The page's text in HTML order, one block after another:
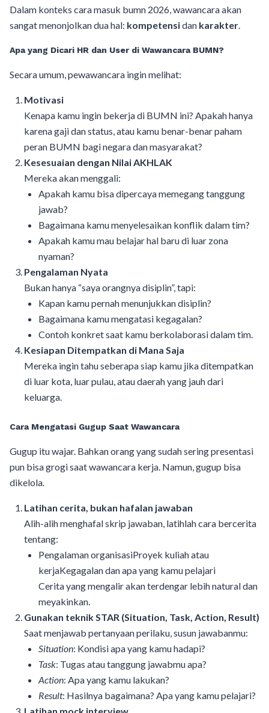
Dalam konteks cara masuk bumn 2026, wawancara akan
sangat menonjolkan dua hal: kompetensidan karakter
Apa yang Dicari HR dan User di Wawancara BUMN?
Secara umum, pewawancara ingin melihat:
Motivasi
Kenapa kamu ingin bekerja di BUMN ini? Apakah hanya
karena gaji dan status, atau kamu benar-benar paham
peran BUMN bagi negara dan masyarakat?
Kesesuaian dengan Nilai AKHLAK
Mereka akan menggali:
Apakah kamu bisa dipercaya memegang tanggung
jawab?
Bagaimana kamu menyelesaikan konflik dalam tim?
Apakah kamu mau belajar hal baru di luar zona
nyaman?
Pengalaman Nyata
Bukan hanya “saya orangnya disiplin”, tapi:
Kapan kamu pernah menunjukkan disiplin?
Bagaimana kamu mengatasi kegagalan?
Contoh konkret saat kamu berkolaborasi dalam tim.
Kesiapan Ditempatkan di Mana Saja
Mereka ingin tahu seberapa siap kamu jika ditempatkan
di luar kota, luar pulau, atau daerah yang jauh dari
keluarga.
Cara Mengatasi Gugup Saat Wawancara
Gugup itu wajar. Bahkan orang yang sudah sering presentasi
pun bisa grogi saat wawancara kerja. Namun, gugup bisa
dikelola.
Latihan cerita, bukan hafalan jawaban
Alih-alih menghafal skrip jawaban, latihlah cara bercerita
tentang:
Pengalaman organisasiProyek kuliah atau
kerjaKegagalan dan apa yang kamu pelajari
Cerita yang mengalir akan terdengar lebih natural dan
meyakinkan.
Gunakan teknik STAR (Situation, Task, Action, Result)
Saat menjawab pertanyaan perilaku, susun jawabanmu:
Situation: Kondisi apa yang kamu hadapi?
Task: Tugas atau tanggung jawabmu apa?
Action: Apa yang kamu lakukan?
Result: Hasilnya bagaimana? Apa yang kamu pelajari?
Latihan mock interview